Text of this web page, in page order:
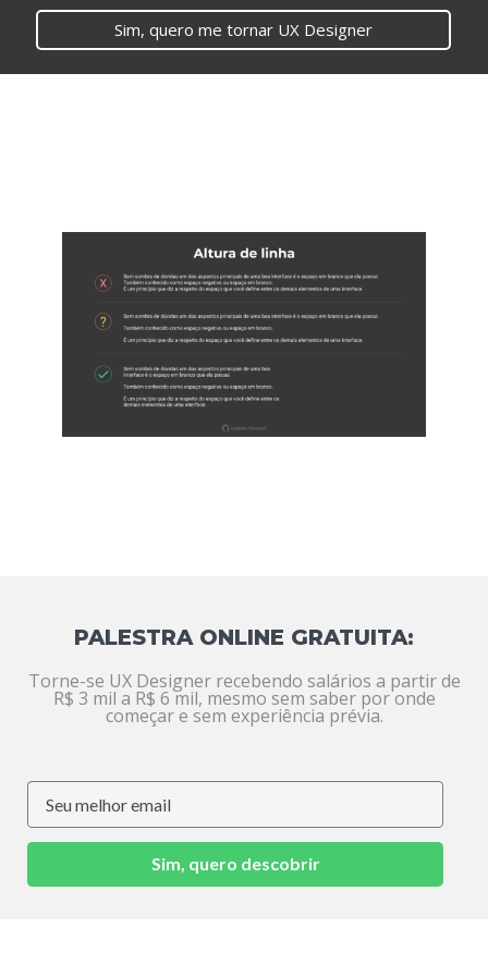
Sim, quero me tornar UX Designer
PALESTRA ONLINE GRATUITA:
Torne-se UX Designer recebendo salários a partir de
R$ 3 mil a R$ 6 mil, mesmo sem saber por onde
começar e sem experiência prévia.
Sim, quero descobrir